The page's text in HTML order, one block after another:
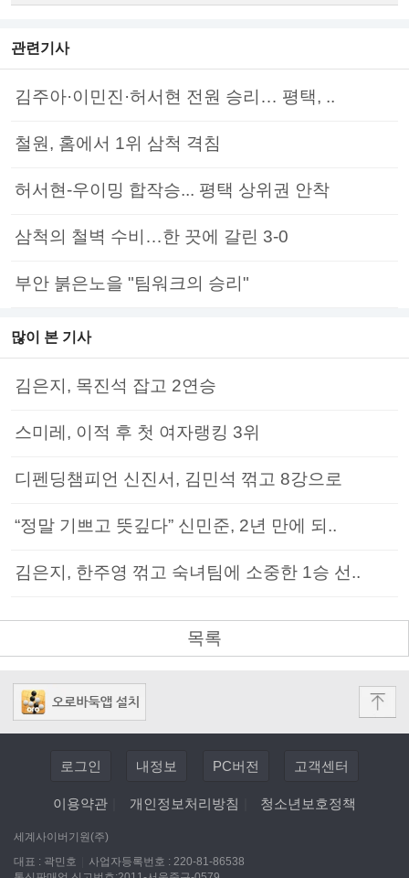
관련기사
김주아·이민진·허서현 전원 승리… 평택, ..
철원, 홈에서 1위 삼척 격침
허서현-우이밍 합작승... 평택 상위권 안착
삼척의 철벽 수비…한 끗에 갈린 3-0
부안 붉은노을 "팀워크의 승리"
많이 본 기사
김은지, 목진석 잡고 2연승
스미레, 이적 후 첫 여자랭킹 3위
디펜딩챔피언 신진서, 김민석 꺾고 8강으로
“정말 기쁘고 뜻깊다” 신민준, 2년 만에 되..
김은지, 한주영 꺾고 숙녀팀에 소중한 1승 선..
목록
로그인 내정보 PC버전 고객센터
이용약관 개인정보처리방침 청소년보호정책
세계사이버기원(주)
대표 : 곽민호
사업자등록번호 : 220-81-86538